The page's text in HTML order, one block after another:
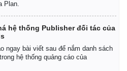
Plan.
hệ thống Publisher đối tác của
ngay bài viết sau để nắm danh sách
hệ thống quảng cáo của